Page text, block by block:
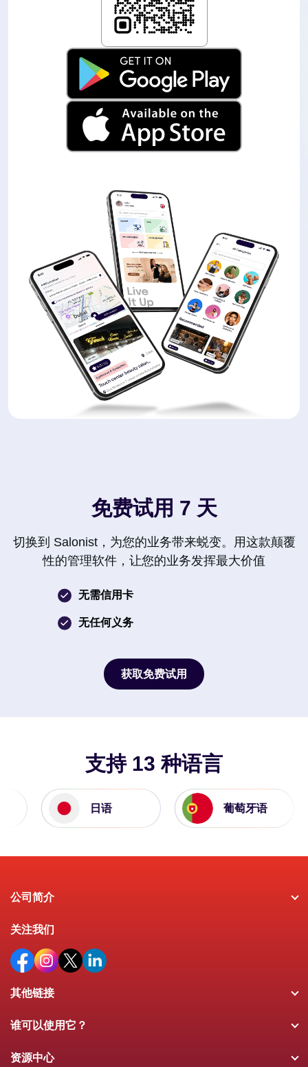
免费试用 7 天
切换到 Salonist，为您的业务带来蜕变。用这款颠覆
性的管理软件，让您的业务发挥最大价值
无需信用卡
无任何义务
获取免费试用
支持 13 种语言
日语 葡萄牙语
公司简介
关注我们
其他链接
谁可以使用它？
资源中心